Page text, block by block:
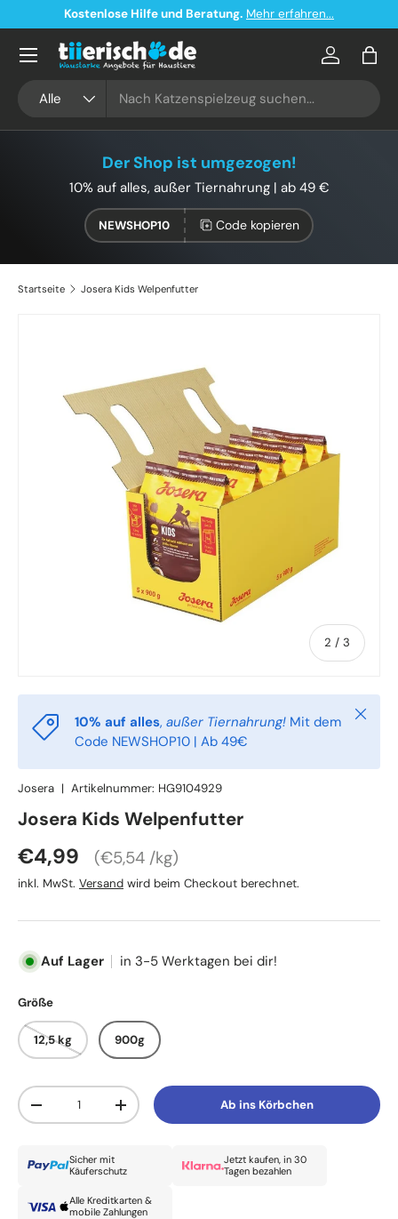
Direkt zum Inhalt
Kostenlose Hilfe und Beratung. Mehr erfahren...
Alle
Konto
Der Shop ist umgezogen!
10% auf alles, außer Tiernahrung | ab 49 €
NEWSHOP10 Code kopieren
Startseite Josera Kids Welpenfutter
2 / von
3
10% auf alles, außer Tiernahrung! Mit dem
Code NEWSHOP10 | Ab 49€
Josera | Artikelnummer: HG9104929
Josera Kids Welpenfutter
Normaler Preis
€4,99 Grundpreis
€5,54 /kg
inkl. MwSt. Versand wird beim Checkout berechnet.
Auf Lager in 3-5 Werktagen bei dir!
Größe
12,5 kg 900g
Anzahl
Menge verringernMenge erhöhen Ab ins Körbchen
Sicher mit
Käuferschutz
Jetzt kaufen, in 30
Tagen bezahlen
Alle Kreditkarten &
mobile Zahlungen